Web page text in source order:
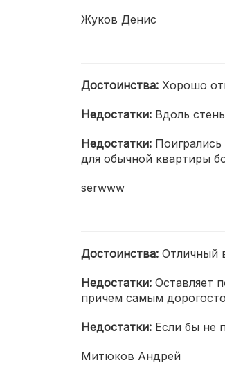
Жуков Денис
Достоинства: Хорошо
Недостатки: Вдоль
Недостатки:
для обычной квартиры
serwww
Достоинства: Отличный
Недостатки: Оставляет
причем самым
Недостатки: Если бы не
Митюков Андрей